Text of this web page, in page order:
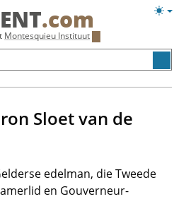
.com
Montesquieu Instituut
Sloet van de
edelman, die Tweede
en Gouverneur-